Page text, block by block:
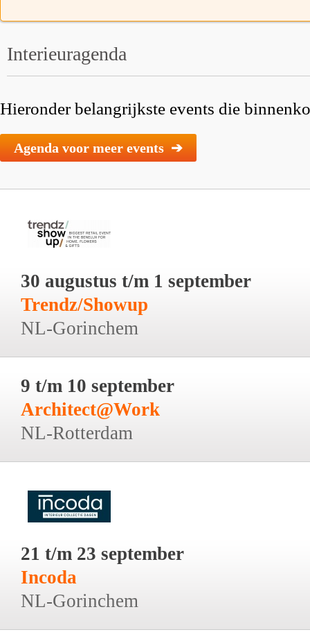
Interieuragenda
Hieronder belangrijkste events die
Agenda voor meer events ➔
30 augustus t/m 1 september
Trendz/Showup
NL-Gorinchem
9 t/m 10 september
Architect@Work
NL-Rotterdam
21 t/m 23 september
Incoda
NL-Gorinchem